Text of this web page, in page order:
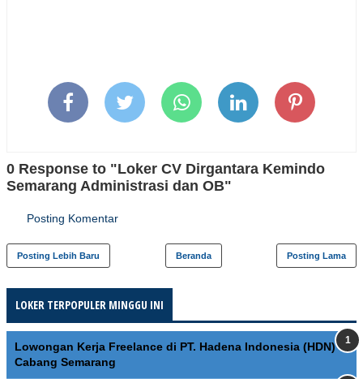
0 Response to "Loker CV Dirgantara Kemindo
Semarang Administrasi dan OB"
Posting Komentar
Posting Lebih Baru Posting Lama
Beranda
LOKER TERPOPULER MINGGU INI
Lowongan Kerja Freelance di PT. Hadena Indonesia (HDN)
Cabang Semarang